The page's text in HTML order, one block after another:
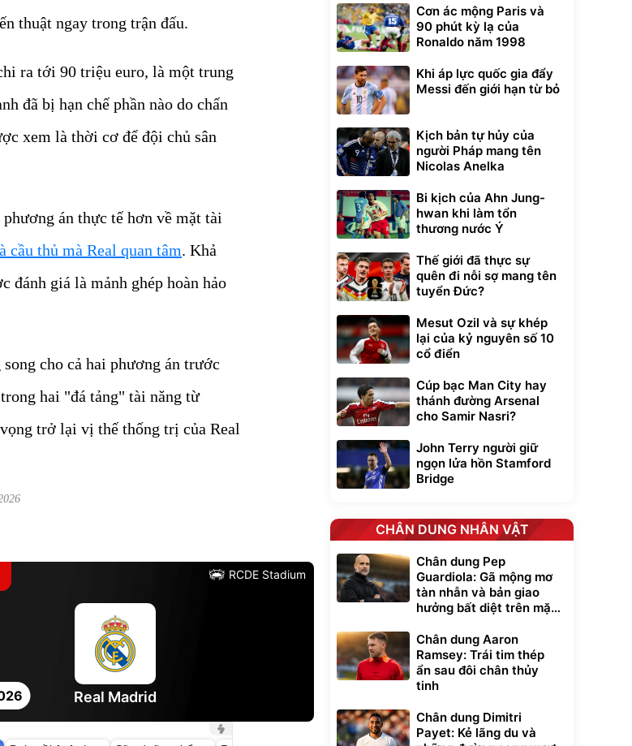
thuật ngay trong trận đấu.
ra tới 90 triệu euro, là một trung
đã bị hạn chế phần nào do chấn
xem là thời cơ để đội chủ sân
án thực tế hơn về mặt tài
cầu thủ mà Real quan tâm. Khả
đánh giá là mảnh ghép hoàn hảo
cho cả hai phương án trước
hai "đá tảng" tài năng từ
trở lại vị thế thống trị của Real
RCDE Stadium
Real Madrid
Unmute
Cơn ác mộng Paris và
90 phút kỳ lạ của
Ronaldo năm 1998
Khi áp lực quốc gia đẩy
Messi đến giới hạn từ bỏ
Kịch bản tự hủy của
người Pháp mang tên
Nicolas Anelka
Bi kịch của Ahn Jung-
hwan khi làm tổn
thương nước Ý
Thế giới đã thực sự
quên đi nỗi sợ mang tên
tuyển Đức?
Mesut Ozil và sự khép
lại của kỷ nguyên số 10
cổ điển
Cúp bạc Man City hay
thánh đường Arsenal
cho Samir Nasri?
John Terry người giữ
ngọn lửa hồn Stamford
Bridge
CHÂN DUNG NHÂN VẬT
Chân dung Pep
Guardiola: Gã mộng mơ
tàn nhẫn và bản giao
hưởng bất diệt trên mặt
Chân dung Aaron
Ramsey: Trái tim thép
ẩn sau đôi chân thủy
tinh
Chân dung Dimitri
Payet: Kẻ lãng du và